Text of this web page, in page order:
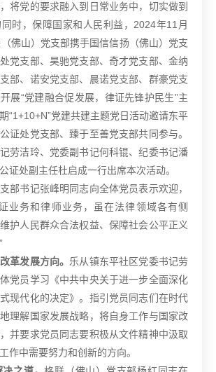
将党的要求融入到日常业务中，切实做到
时，保障国家和人民利益，2024年11月
佛山）党支部携手国信信扬（佛山）党支
党支部、昊驰党支部、奇才党支部、金纳
部、诺安党支部、晨诺党支部、群豪党支
展“党建融合促发展，律证先锋护民生”主
“1+10+N”党建共建主题党日活动邀请东平
证处党支部、臻于至善党支部共同参与。
劳洁玲、党委副书记何科锟、纪委书记潘
证处副主任杜启成一行出席本次活动。
部书记张峰明同志向全体党员表示欢迎，
业务和律师业务，虽在法律领域各有侧
护人民群众合法权益、保障社会公平正义
革发展方向。 乐从镇东平社区党委书记劳
党员学习《中共中央关于进一步全面深化
现代化的决定》。指引党员同志们在时代
理解国家发展战略，将自身工作与国家改
并要求党员同志要积极从文件精神中汲取
作中需要努力和创新的方向。